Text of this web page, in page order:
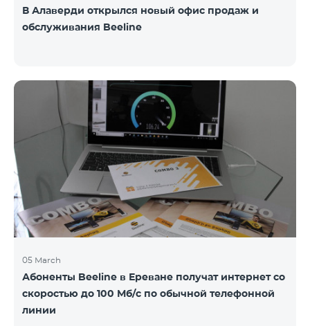
В Алаверди открылся новый офис продаж и
обслуживания Beeline
05 March
Абоненты Beeline в Ереване получат интернет со
скоростью до 100 Мб/с по обычной телефонной
линии